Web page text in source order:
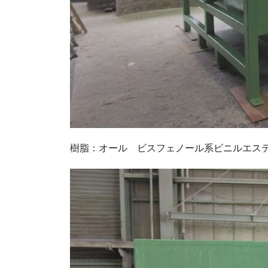
樹脂：オール ビスフェノール系ビニルエス